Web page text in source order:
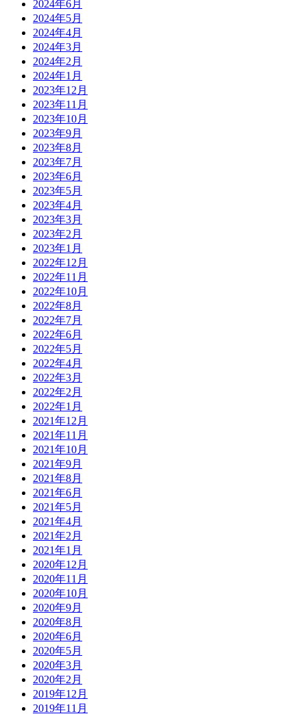
2024年6月
2024年5月
2024年4月
2024年3月
2024年2月
2024年1月
2023年12月
2023年11月
2023年10月
2023年9月
2023年8月
2023年7月
2023年6月
2023年5月
2023年4月
2023年3月
2023年2月
2023年1月
2022年12月
2022年11月
2022年10月
2022年8月
2022年7月
2022年6月
2022年5月
2022年4月
2022年3月
2022年2月
2022年1月
2021年12月
2021年11月
2021年10月
2021年9月
2021年8月
2021年6月
2021年5月
2021年4月
2021年2月
2021年1月
2020年12月
2020年11月
2020年10月
2020年9月
2020年8月
2020年6月
2020年5月
2020年3月
2020年2月
2019年12月
2019年11月